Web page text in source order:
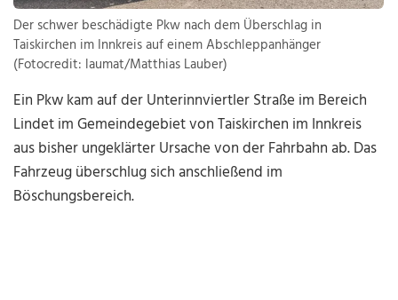
Der schwer beschädigte Pkw nach dem Überschlag in
Taiskirchen im Innkreis auf einem Abschleppanhänger
(Fotocredit: laumat/Matthias Lauber)
Ein Pkw kam auf der Unterinnviertler Straße im Bereich
Lindet im Gemeindegebiet von Taiskirchen im Innkreis
aus bisher ungeklärter Ursache von der Fahrbahn ab. Das
Fahrzeug überschlug sich anschließend im
Böschungsbereich.